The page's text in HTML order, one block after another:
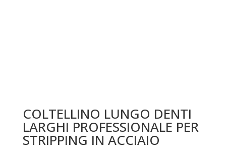
COLTELLINO LUNGO DENTI
LARGHI PROFESSIONALE PER
STRIPPING IN ACCIAIO